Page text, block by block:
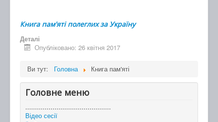
Книга пам'яті полеглих за Україну
Деталі
Опубліковано: 26 квітня 2017
Ви тут: Головна Книга пам'яті
Головне меню
............................................
Відео сесії